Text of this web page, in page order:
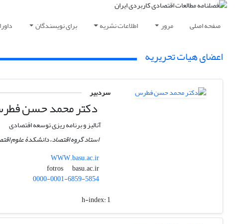
صفحه اصلی مرور اطلاعات نشریه برای نویسندگان
اعضای هیات تحریریه
سردبیر
دکتر محمد حسن
آنالیز و برنامه ریزی توسعه اقتصادی
استاد گروه اقتصاد، دانشکدۀ علوم
WWW.basu.ac.ir
fotros
basu.ac.ir
0000-0001-6859-5854
h-index:1